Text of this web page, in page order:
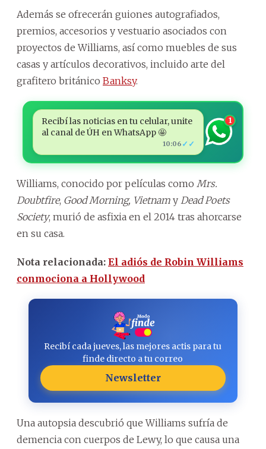
Además se ofrecerán guiones autografiados,
premios, accesorios y vestuario asociados con
proyectos de Williams, así como muebles de sus
casas y artículos decorativos, incluido arte del
grafitero británico Banksy.
Recibí las noticias en tu celular, unite
al canal de ÚH en WhatsApp 🤩
10:06 ✓✓
1
Williams, conocido por películas como Mrs.
Doubtfire, Good Morning, Vietnam y Dead Poets
Society, murió de asfixia en el 2014 tras ahorcarse
en su casa.
Nota relacionada: El adiós de Robin Williams
conmociona a Hollywood
Recibí cada jueves, las mejores actis para tu
finde directo a tu correo
Newsletter
Una autopsia descubrió que Williams sufría de
demencia con cuerpos de Lewy, lo que causa una